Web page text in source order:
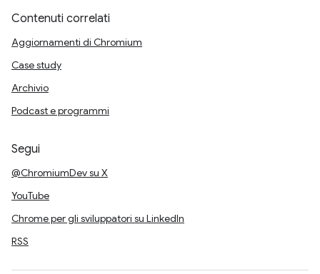
Contenuti correlati
Aggiornamenti di Chromium
Case study
Archivio
Podcast e programmi
Segui
@ChromiumDev su X
YouTube
Chrome per gli sviluppatori su LinkedIn
RSS